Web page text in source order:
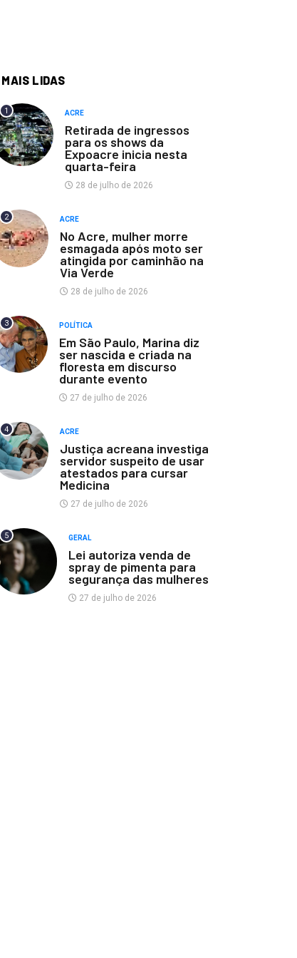
MAIS LIDAS
1 ACRE
Retirada de ingressos
para os shows da
Expoacre inicia nesta
quarta-feira
28 de julho de 2026
2 ACRE
No Acre, mulher morre
esmagada após moto ser
atingida por caminhão na
Via Verde
28 de julho de 2026
3 POLÍTICA
Em São Paulo, Marina diz
ser nascida e criada na
floresta em discurso
durante evento
27 de julho de 2026
4 ACRE
Justiça acreana investiga
servidor suspeito de usar
atestados para cursar
Medicina
27 de julho de 2026
5 GERAL
Lei autoriza venda de
spray de pimenta para
segurança das mulheres
27 de julho de 2026